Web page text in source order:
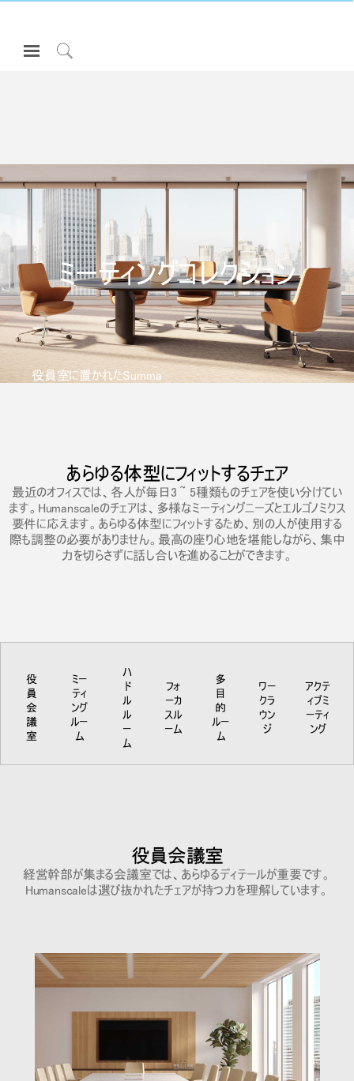
Open
リソース
当社について
お問い合わせ先
Partners
サポート
ショールームを探す
地域を変更
ミーティングコレクション
役員室に置かれたSumma
あらゆる体型にフィットするチェア
最近のオフィスでは、各人が毎日3 ~ 5種類ものチェアを使い分けてい
ます。Humanscaleのチェアは、多様なミーティングニーズとエルゴノミクス
要件に応えます。あらゆる体型にフィットするため、別の人が使用する
際も調整の必要がありません。最高の座り心地を堪能しながら、集中
力を切らさずに話し合いを進めることができます。
役
員
会
議
室
ミー
ティ
ング
ルー
ム
ハ
ド
ル
ル
ー
ム
フォ
ーカ
スル
ーム
多
目
的
ルー
ム
ワー
クラ
ウン
ジ
アクテ
ィブミ
ーティ
ング
役員会議室
経営幹部が集まる会議室では、あらゆるディテールが重要です。
Humanscaleは選び抜かれたチェアが持つ力を理解しています。